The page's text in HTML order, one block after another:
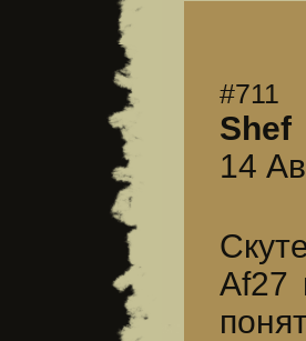
#711
Shef
14
Af27